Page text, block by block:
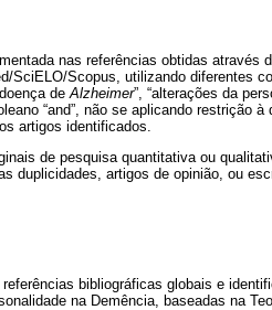
nas referências obtidas através
SciELO/Scopus, utilizando diferentes
deAlzheimer”, “alterações da
“and”, não se aplicando restrição
artigos identificados.
de pesquisa quantitativa ou
duplicidades, artigos de opinião, ou
bibliográficas globais e
na Demência, baseadas na